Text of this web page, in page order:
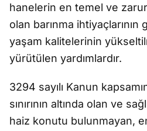
hanelerin en temel ve
olan barınma
yaşam kalitelerinin
yürütülen yardımlardır.
3294 sayılı Kanun
sınırının altında olan ve
haiz konutu bulunmayan,